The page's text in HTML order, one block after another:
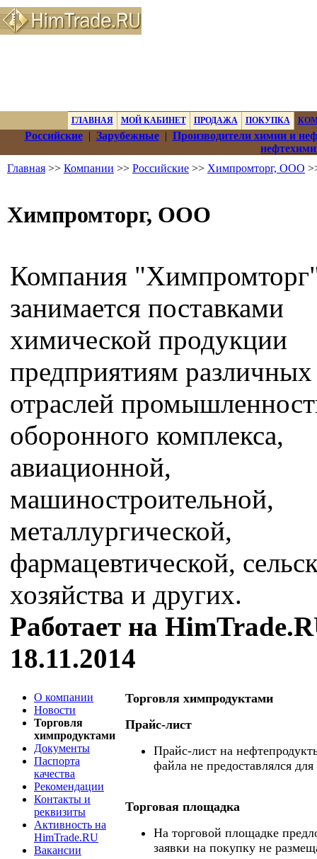
ГЛАВНАЯ МОЙ КАБИНЕТ ПРОДАЖА ПОКУПКА
Российские| Зарубежные| Производители химии и
Главная >> Компании >> Российские >> Химпромторг, ООО
Химпромторг, ООО
Компания
занимается поставками
химической продукции
предприятиям различных
отраслей
оборонного комплекса,
авиационной,
машиностроительной,
металлургической,
фармацевтической,
хозяйства и других.
Работает на
18.11.2014
О компании
Новости
Торговля
химпродуктами
Документы
Паспорта
качества
Рекомендации
Контакты и
реквизиты
Активность на
HimTrade.RU
Вакансии
Торговля химпродуктами
Прайс-лист
Прайс-лист на
файла не предоставлялся
Торговая площадка
На торговой площадке
заявки на покупку не